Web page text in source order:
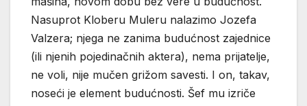
Nasuprot Kloberu Muleru nalazimo Jozefa
Valzera; njega ne zanima budućnost zajednice
(ili njenih pojedinačnih aktera), nema prijatelje,
ne voli, nije mučen grižom savesti. I on, takav,
noseći je element budućnosti. Šef mu izriče